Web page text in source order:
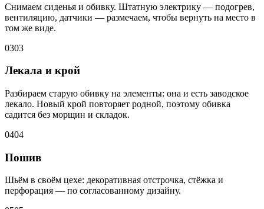
Снимаем сиденья и обивку. Штатную электрику — подогрев,
вентиляцию, датчики — размечаем, чтобы вернуть на место в
том же виде.
0303
Лекала и крой
Разбираем старую обивку на элементы: она и есть заводское
лекало. Новый крой повторяет родной, поэтому обивка
садится без морщин и складок.
0404
Пошив
Шьём в своём цехе: декоративная отстрочка, стёжка и
перфорация — по согласованному дизайну.